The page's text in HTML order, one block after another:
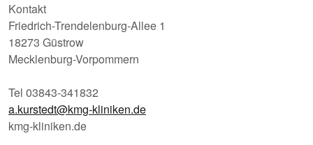
Kontakt
Friedrich-Trendelenburg-Allee 1
18273 Güstrow
Mecklenburg-Vorpommern
Tel 03843-341832
a.kurstedt@kmg-kliniken.de
kmg-kliniken.de